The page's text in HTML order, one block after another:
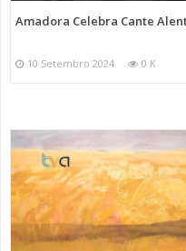
Amadora Celebra Cante
10 Setembro 2024 0 K